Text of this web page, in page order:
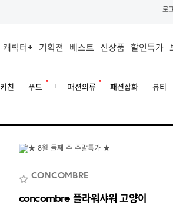
로
캐릭터+ 기획전 베스트 신상품 할인특가
키친 푸드 패션의류 패션잡화 뷰티
CONCOMBRE
concombre 플라워샤워 고양이